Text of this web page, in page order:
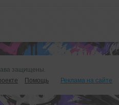
защищены.
Помощь Реклама на сайте